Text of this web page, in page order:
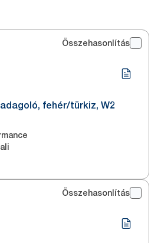
Összehasonlítás
fehér/türkiz, W2
Összehasonlítás